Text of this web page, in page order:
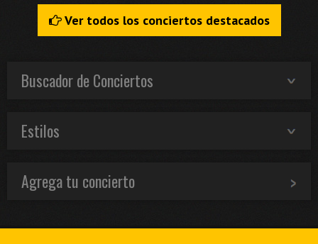
Ver todos los conciertos destacados
Buscador de Conciertos
Estilos
Agrega tu concierto